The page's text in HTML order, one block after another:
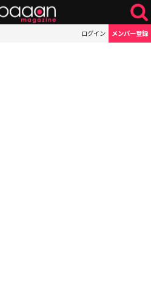
ログイン メンバー登録